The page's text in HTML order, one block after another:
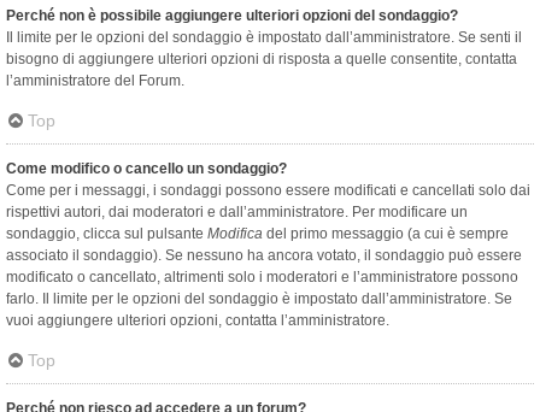
Perché non è possibile aggiungere ulteriori opzioni del sondaggio?
Il limite per le opzioni del sondaggio è impostato dall’amministratore. Se senti il
bisogno di aggiungere ulteriori opzioni di risposta a quelle consentite, contatta
l’amministratore del Forum.
Top
Come modifico o cancello un sondaggio?
Come per i messaggi, i sondaggi possono essere modificati e cancellati solo dai
rispettivi autori, dai moderatori e dall’amministratore. Per modificare un
sondaggio, clicca sul pulsante Modifica del primo messaggio (a cui è sempre
associato il sondaggio). Se nessuno ha ancora votato, il sondaggio può essere
modificato o cancellato, altrimenti solo i moderatori e l’amministratore possono
farlo. Il limite per le opzioni del sondaggio è impostato dall’amministratore. Se
vuoi aggiungere ulteriori opzioni, contatta l’amministratore.
Top
Perché non riesco ad accedere a un forum?